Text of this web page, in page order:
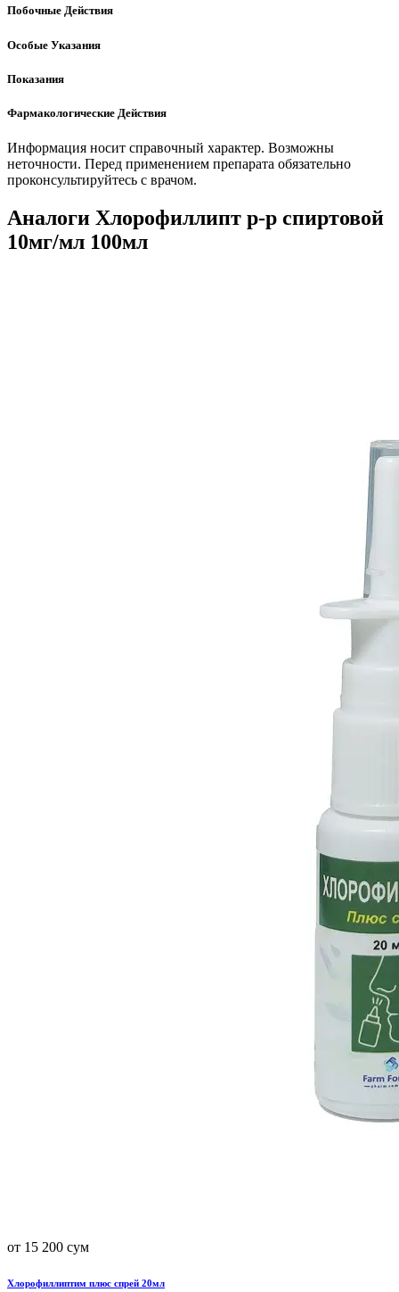
Побочные Действия
Особые Указания
Показания
Фармакологические Действия
Информация носит справочный характер. Возможны
неточности. Перед применением препарата обязательно
проконсультируйтесь с врачом.
Аналоги Хлорофиллипт р-р спиртовой
10мг/мл 100мл
от 15 200 сум
Хлорофиллиптим плюс спрей 20мл